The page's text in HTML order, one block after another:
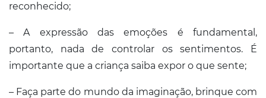
reconhecido;
– A expressão das emoções é fundamental,
portanto, nada de controlar os sentimentos. É
importante que a criança saiba expor o que sente;
– Faça parte do mundo da imaginação, brinque com